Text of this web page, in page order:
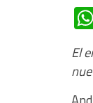
El